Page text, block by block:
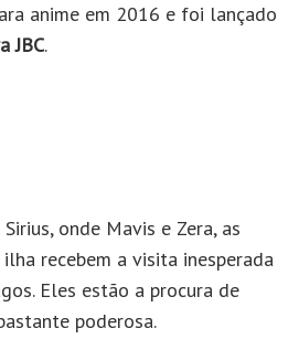
anime em 2016 e foi lançado
JBC.
onde Mavis e Zera, as
recebem a visita inesperada
Eles estão a procura de
poderosa.